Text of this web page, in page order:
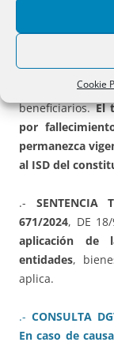
Cookie
CONSULTA
IRPF:En el
alteraciones
integrante de un
en tanto no
beneficiarios.El
por
permanezca
al ISD del
.- SENTENCIA
671/2024, DE
aplicación de
entidades,
aplica.
.- CONSULTA
En caso de